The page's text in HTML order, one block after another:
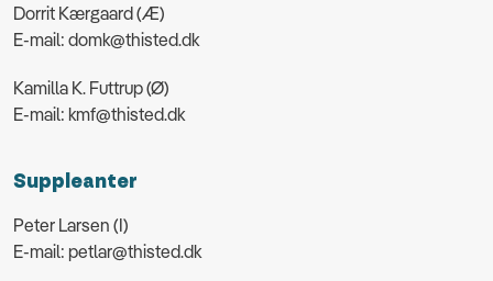
Dorrit Kærgaard (Æ)
E-mail: domk@thisted.dk
Kamilla K. Futtrup (Ø)
E-mail: kmf@thisted.dk
Suppleanter
Peter Larsen (I)
E-mail: petlar@thisted.dk